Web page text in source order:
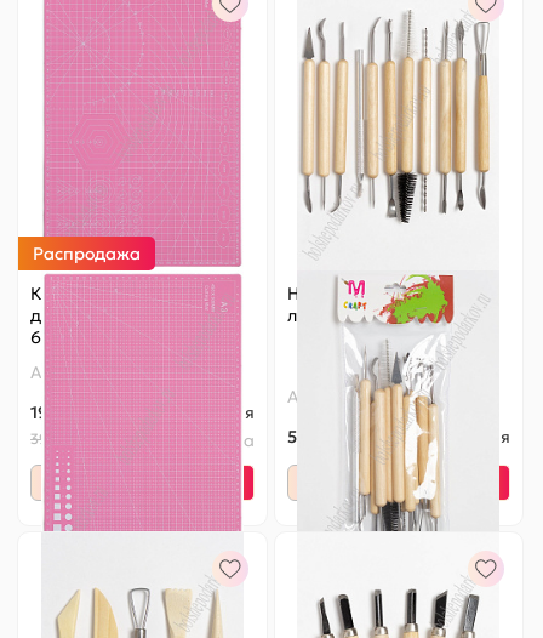
Распродажа
Коврик для рукоделия
двухсторонний А3 (SF-
6074) розовый УЦЕНКА
Артикул: 140-604
197 ₽
Оптовая
395 ₽ Старая цена
- +
Набор инструментов для
лепки (11 шт) SF-5519
Артикул: 140-558
580 ₽
Оптовая
+